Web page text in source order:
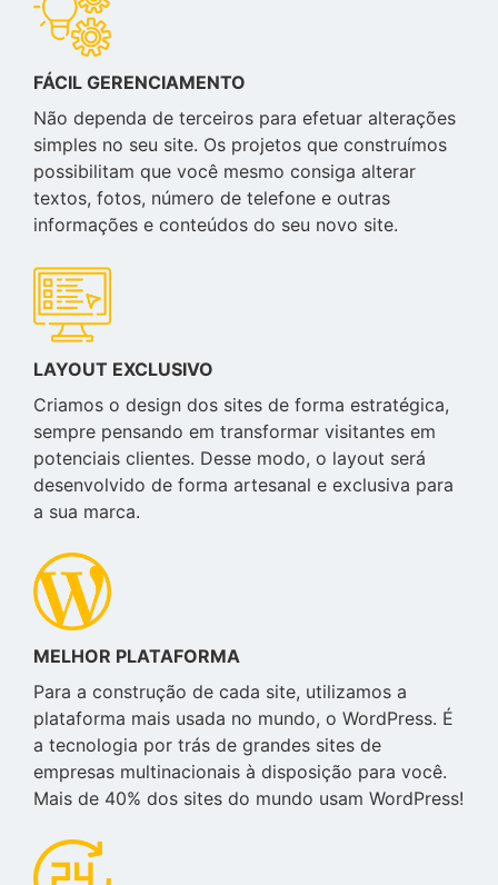
FÁCIL GERENCIAMENTO
Não dependa de terceiros para efetuar alterações
simples no seu site. Os projetos que construímos
possibilitam que você mesmo consiga alterar
textos, fotos, número de telefone e outras
informações e conteúdos do seu novo site.
LAYOUT EXCLUSIVO
Criamos o design dos sites de forma estratégica,
sempre pensando em transformar visitantes em
potenciais clientes. Desse modo, o layout será
desenvolvido de forma artesanal e exclusiva para
a sua marca.
MELHOR PLATAFORMA
Para a construção de cada site, utilizamos a
plataforma mais usada no mundo, o WordPress. É
a tecnologia por trás de grandes sites de
empresas multinacionais à disposição para você.
Mais de 40% dos sites do mundo usam WordPress!